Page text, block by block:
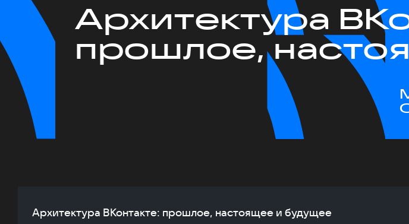
Архитектура
прошлое,
Архитектура ВКонтакте: прошлое, настоящее и будущее